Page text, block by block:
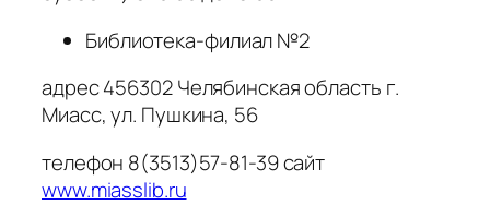
Библиотека-филиал №2
адрес 456302 Челябинская область г.
Миасс, ул. Пушкина, 56
телефон 8(3513)57-81-39 сайт
www.miasslib.ru